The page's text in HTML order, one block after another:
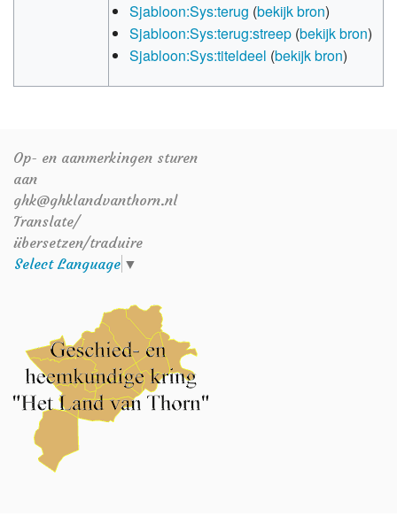
Sjabloon:Sys:terug (bekijk bron)
Sjabloon:Sys:terug:streep (bekijk bron)
Sjabloon:Sys:titeldeel (bekijk bron)
Op- en aanmerkingen sturen
aan
ghk@ghklandvanthorn.nl
Translate/
übersetzen/traduire
Select Language ▼